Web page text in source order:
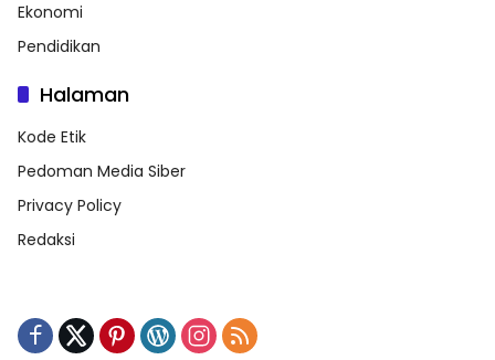
Ekonomi
Pendidikan
Halaman
Kode Etik
Pedoman Media Siber
Privacy Policy
Redaksi